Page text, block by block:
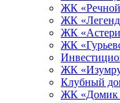
ЖК «Речной
ЖК
ЖК
ЖК
ЖК
Клубный
ЖК «Домик